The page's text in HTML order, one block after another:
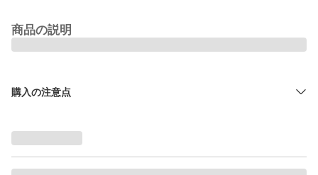
商品の説明
購入の注意点